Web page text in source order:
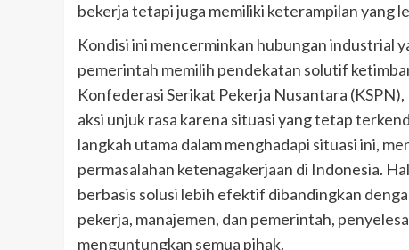
bekerja tetapi juga memiliki keterampilan yang
Kondisi ini mencerminkan hubungan industrial
pemerintah memilih pendekatan solutif
Konfederasi Serikat Pekerja Nusantara
aksi unjuk rasa karena situasi yang tetap
langkah utama dalam menghadapi situasi ini,
permasalahan ketenagakerjaan di Indonesia.
berbasis solusi lebih efektif dibandingkan
pekerja, manajemen, dan pemerintah,
menguntungkan semua pihak.